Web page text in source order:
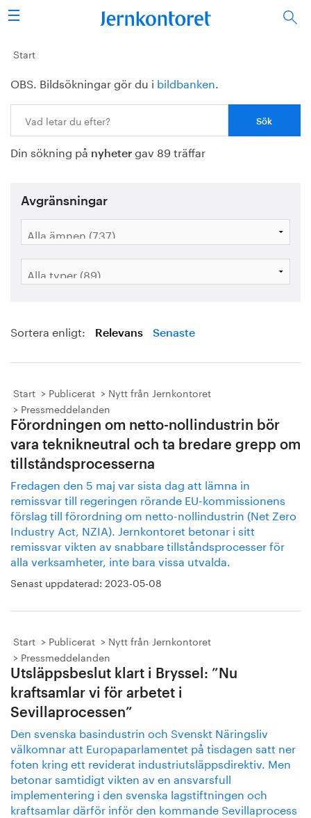
Sök
Stålindustrin
Vision 2050
Forskning/utbildning
Energi/miljö
Vi tycker
Bildbank
Start
OBS. Bildsökningar gör du i bildbanken.
Din sökning på nyheter gav 89 träffar
Avgränsningar
Sortera enligt: Relevans Senaste
Start Publicerat
Nytt från Jernkontoret
Pressmeddelanden
Förordningen om netto-nollindustrin bör
vara teknikneutral och ta bredare grepp om
tillståndsprocesserna
Fredagen den 5 maj var sista dag att lämna in
remissvar till regeringen rörande EU-kommissionens
förslag till förordning om netto-nollindustrin (Net Zero
Industry Act, NZIA). Jernkontoret betonar i sitt
remissvar vikten av snabbare tillståndsprocesser för
alla verksamheter, inte bara vissa utvalda.
Senast uppdaterad: 2023-05-08
Start Publicerat
Nytt från Jernkontoret
Pressmeddelanden
Utsläppsbeslut klart i Bryssel: ”Nu
kraftsamlar vi för arbetet i
Sevillaprocessen”
Den svenska basindustrin och Svenskt Näringsliv
välkomnar att Europaparlamentet på tisdagen satt ner
foten kring ett reviderat industriutsläppsdirektiv. Men
betonar samtidigt vikten av en ansvarsfull
implementering i den svenska lagstiftningen och
kraftsamlar därför inför den kommande Sevillaprocess